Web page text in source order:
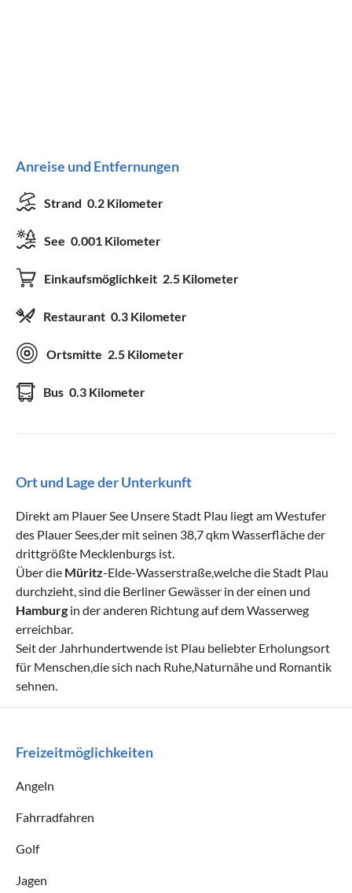
Anreise und Entfernungen
Strand 0.2 Kilometer
See 0.001 Kilometer
Einkaufsmöglichkeit 2.5 Kilometer
Restaurant 0.3 Kilometer
Ortsmitte 2.5 Kilometer
Bus 0.3 Kilometer
Ort und Lage der Unterkunft
Direkt am Plauer See Unsere Stadt Plau liegt am Westufer
des Plauer Sees,der mit seinen 38,7 qkm Wasserfläche der
drittgrößte Mecklenburgs ist.
Über die Müritz-Elde-Wasserstraße,welche die Stadt Plau
durchzieht, sind die Berliner Gewässer in der einen und
Hamburg in der anderen Richtung auf dem Wasserweg
erreichbar.
Seit der Jahrhundertwende ist Plau beliebter Erholungsort
für Menschen,die sich nach Ruhe,Naturnähe und Romantik
sehnen.
Freizeitmöglichkeiten
Angeln
Fahrradfahren
Golf
Jagen